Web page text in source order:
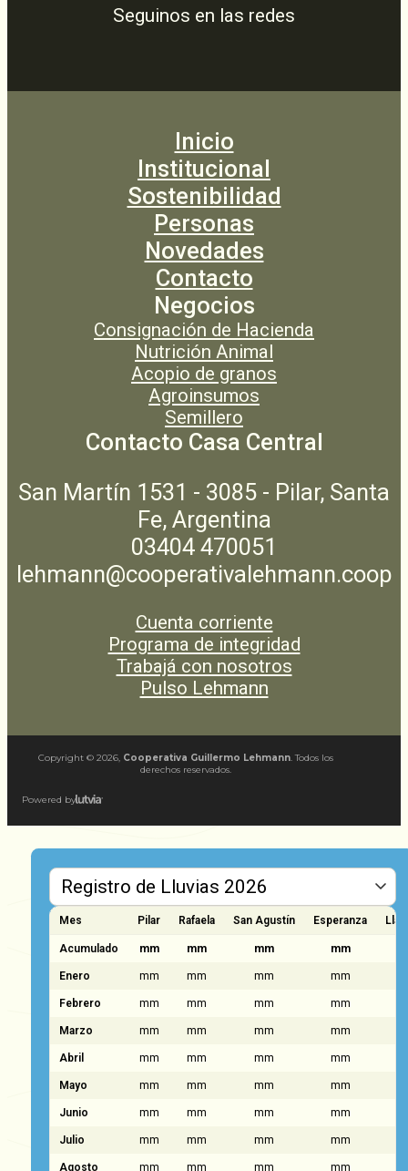
Seguinos en las redes
Inicio
Institucional
Sostenibilidad
Personas
Novedades
Contacto
Negocios
Consignación de Hacienda
Nutrición Animal
Acopio de granos
Agroinsumos
Semillero
Contacto Casa Central
San Martín 1531 - 3085 - Pilar, Santa
Fe, Argentina
03404 470051
lehmann@cooperativalehmann.coop
Cuenta corriente
Programa de integridad
Trabajá con nosotros
Pulso Lehmann
Copyright © 2026, Cooperativa Guillermo Lehmann. Todos los
derechos reservados.
Powered by
Mes Pilar Rafaela San Agustín Esperanza
Acumulado mm mm mm mm
Enero mm mm mm mm
Febrero mm mm mm mm
Marzo mm mm mm mm
Abril mm mm mm mm
Mayo mm mm mm mm
Junio mm mm mm mm
Julio mm mm mm mm
Agosto mm mm mm mm